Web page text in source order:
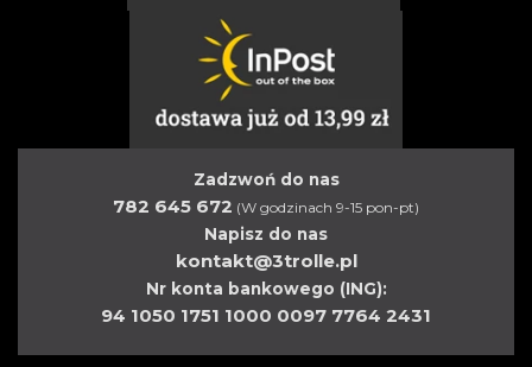
Zadzwoń do nas
782 645 672 (W godzinach 9-15 pon-pt)
Napisz do nas
kontakt@3trolle.pl
Nr konta bankowego (ING):
94 1050 1751 1000 0097 7764 2431